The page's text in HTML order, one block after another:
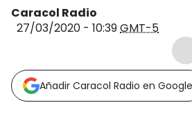
Caracol Radio
27/03/2020 - 10:39GMT-5
Añadir Caracol Radio en Google